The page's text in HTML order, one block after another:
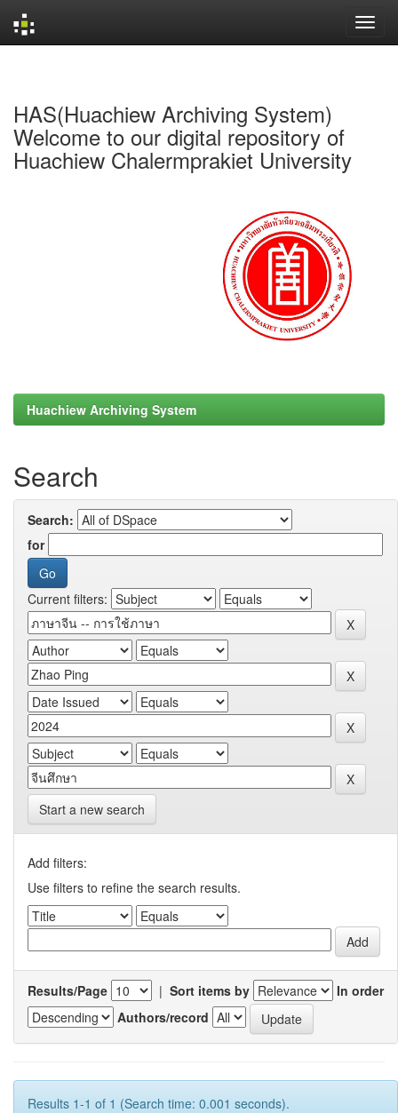
HAS(Huachiew Archiving System)
Welcome to our digital repository of
Huachiew Chalermprakiet University
Huachiew Archiving System
Search
Search:
for
Current filters:
Start a new search
Add filters:
Use filters to refine the search results.
Results/Page | Sort items by
In order
Authors/record
Results 1-1 of 1 (Search time: 0.001 seconds).